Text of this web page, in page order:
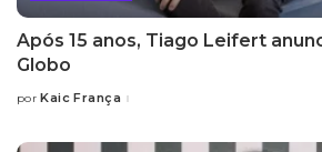
Após 15 anos, Tiago Leifert
Globo
Posted
por Kaic França